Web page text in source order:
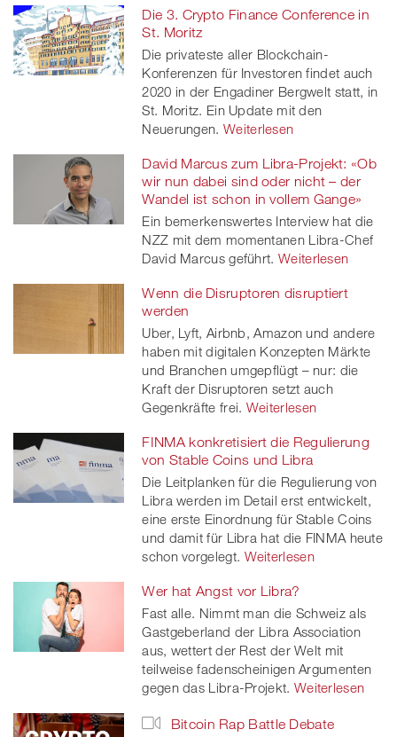
Die 3. Crypto Finance Conference in
St. Moritz
Die privateste aller Blockchain-
Konferenzen für Investoren findet auch
2020 in der Engadiner Bergwelt statt, in
St. Moritz. Ein Update mit den
Neuerungen. Weiterlesen
David Marcus zum Libra-Projekt: «Ob
wir nun dabei sind oder nicht – der
Wandel ist schon in vollem Gange»
Ein bemerkenswertes Interview hat die
NZZ mit dem momentanen Libra-Chef
David Marcus geführt. Weiterlesen
Wenn die Disruptoren disruptiert
werden
Uber, Lyft, Airbnb, Amazon und andere
haben mit digitalen Konzepten Märkte
und Branchen umgepflügt – nur: die
Kraft der Disruptoren setzt auch
Gegenkräfte frei. Weiterlesen
FINMA konkretisiert die Regulierung
von Stable Coins und Libra
Die Leitplanken für die Regulierung von
Libra werden im Detail erst entwickelt,
eine erste Einordnung für Stable Coins
und damit für Libra hat die FINMA heute
schon vorgelegt. Weiterlesen
Wer hat Angst vor Libra?
Fast alle. Nimmt man die Schweiz als
Gastgeberland der Libra Association
aus, wettert der Rest der Welt mit
teilweise fadenscheinigen Argumenten
gegen das Libra-Projekt. Weiterlesen
Bitcoin Rap Battle Debate